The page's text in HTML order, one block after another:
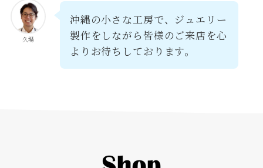
久場
沖縄の小さな工房で、ジュエリー
製作をしながら皆様のご来店を心
よりお待ちしております。